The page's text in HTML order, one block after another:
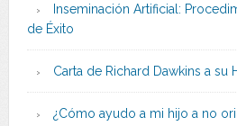
Inseminación Artificial:
de Éxito
Carta de Richard Dawkins a su
¿Cómo ayudo a mi hijo a no